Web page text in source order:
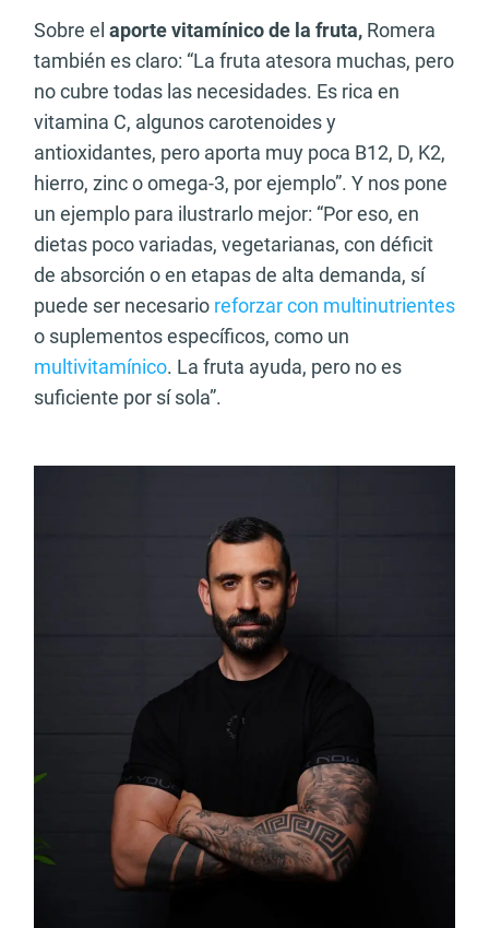
Sobre el aporte vitamínico de la fruta, Romera
también es claro: “La fruta atesora muchas, pero
no cubre todas las necesidades. Es rica en
vitamina C, algunos carotenoides y
antioxidantes, pero aporta muy poca B12, D, K2,
hierro, zinc o omega-3, por ejemplo”. Y nos pone
un ejemplo para ilustrarlo mejor: “Por eso, en
dietas poco variadas, vegetarianas, con déficit
de absorción o en etapas de alta demanda, sí
puede ser necesario reforzar con multinutrientes
o suplementos específicos, como un
multivitamínico. La fruta ayuda, pero no es
suficiente por sí sola”.